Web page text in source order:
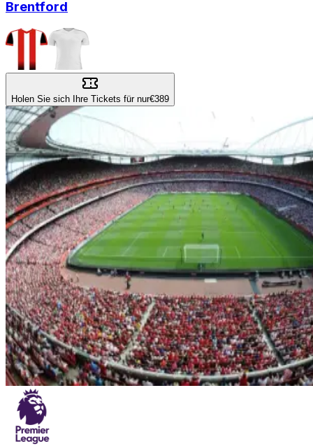
Brentford
Holen Sie sich Ihre Tickets für nur€389